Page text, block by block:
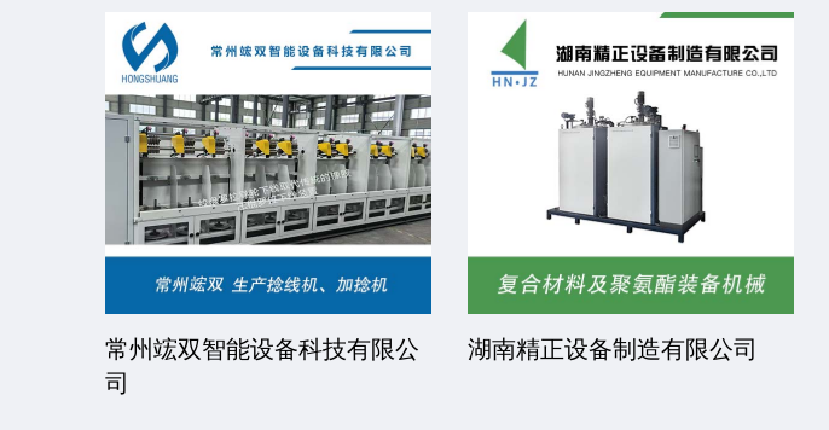
常州竤双智能设备科技有限公
司
湖南精正设备制造有限公司